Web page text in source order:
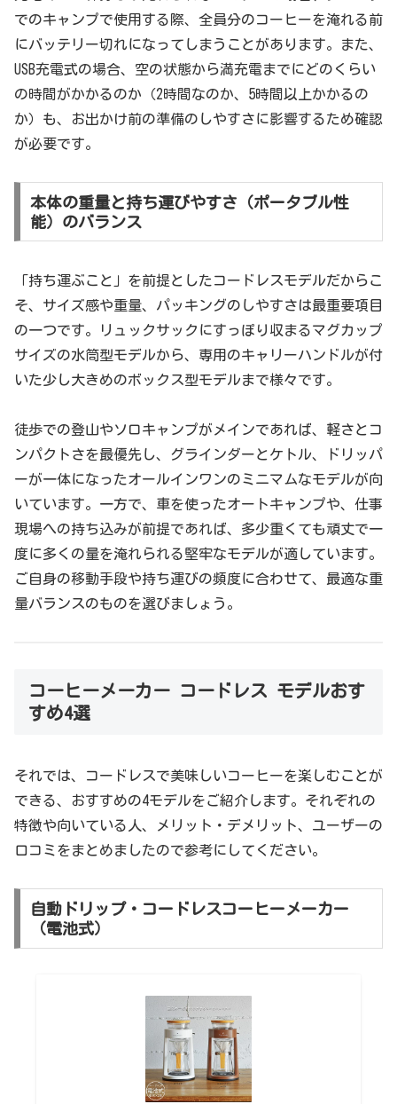
でのキャンプで使用する際、全員分のコーヒーを淹れる前
にバッテリー切れになってしまうことがあります。また、
USB充電式の場合、空の状態から満充電までにどのくらい
の時間がかかるのか（2時間なのか、5時間以上かかるの
か）も、お出かけ前の準備のしやすさに影響するため確認
が必要です。
本体の重量と持ち運びやすさ（ポータブル性
能）のバランス
「持ち運ぶこと」を前提としたコードレスモデルだからこ
そ、サイズ感や重量、パッキングのしやすさは最重要項目
の一つです。リュックサックにすっぽり収まるマグカップ
サイズの水筒型モデルから、専用のキャリーハンドルが付
いた少し大きめのボックス型モデルまで様々です。
徒歩での登山やソロキャンプがメインであれば、軽さとコ
ンパクトさを最優先し、グラインダーとケトル、ドリッパ
ーが一体になったオールインワンのミニマムなモデルが向
いています。一方で、車を使ったオートキャンプや、仕事
現場への持ち込みが前提であれば、多少重くても頑丈で一
度に多くの量を淹れられる堅牢なモデルが適しています。
ご自身の移動手段や持ち運びの頻度に合わせて、最適な重
量バランスのものを選びましょう。
コーヒーメーカー コードレス モデルおす
すめ4選
それでは、コードレスで美味しいコーヒーを楽しむことが
できる、おすすめの4モデルをご紹介します。それぞれの
特徴や向いている人、メリット・デメリット、ユーザーの
口コミをまとめましたので参考にしてください。
自動ドリップ・コードレスコーヒーメーカー
（電池式）